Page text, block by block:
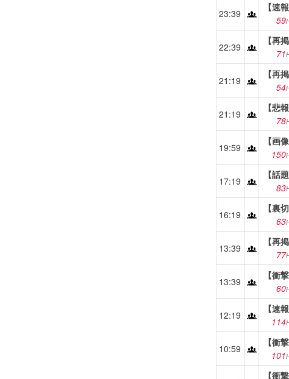
23:39
【速
59
22:39
【再
71
21:19
【再
54
21:19
【悲
78
19:59
【画
150
17:19
【話
83
16:19
【裏
63
13:39
【再
77
13:39
【衝
60
12:19
【速
114
10:59
【衝
101
【衝